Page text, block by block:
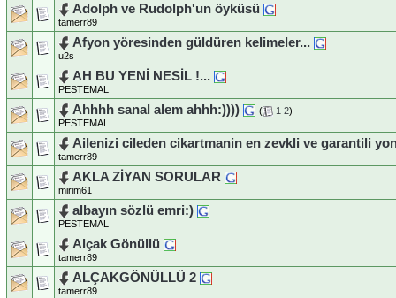
Adolph ve Rudolph'un öyküsü
tamerr89
Afyon yöresinden güldüren kelimeler...
u2s
AH BU YENİ NESİL !...
PESTEMAL
Ahhhh sanal alem ahhh:)))) ( 1 2)
PESTEMAL
Ailenizi cileden cikartmanin en zevkli ve garantili
tamerr89
AKLA ZİYAN SORULAR
mirim61
albayın sözlü emri:)
PESTEMAL
Alçak Gönüllü
tamerr89
ALÇAKGÖNÜLLÜ 2
tamerr89